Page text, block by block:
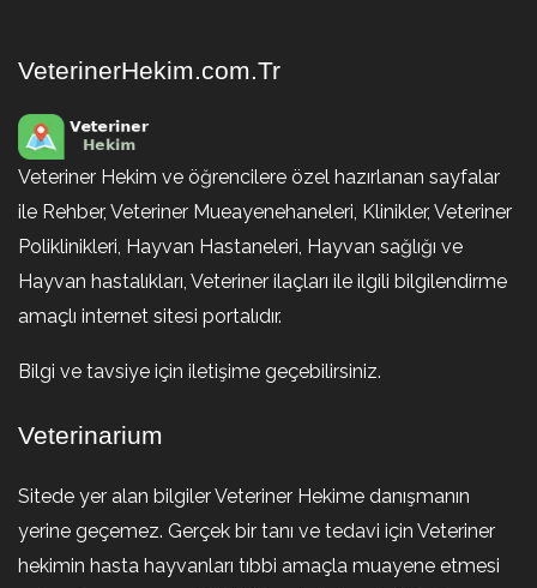
VeterinerHekim.com.Tr
Veteriner Hekim ve öğrencilere özel hazırlanan sayfalar
ile Rehber, Veteriner Mueayenehaneleri, Klinikler, Veteriner
Poliklinikleri, Hayvan Hastaneleri, Hayvan sağlığı ve
Hayvan hastalıkları, Veteriner ilaçları ile ilgili bilgilendirme
amaçlı internet sitesi portalıdır.
Bilgi ve tavsiye için iletişime geçebilirsiniz.
Veterinarium
Sitede yer alan bilgiler Veteriner Hekime danışmanın
yerine geçemez. Gerçek bir tanı ve tedavi için Veteriner
hekimin hasta hayvanları tıbbi amaçla muayene etmesi